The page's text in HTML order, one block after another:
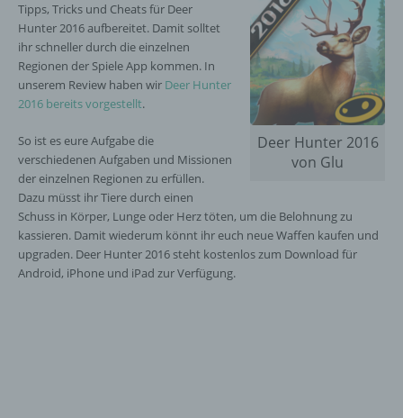
Deer Hunter 2016
von Glu
Tipps, Tricks und Cheats für Deer
Hunter 2016 aufbereitet. Damit solltet
ihr schneller durch die einzelnen
Regionen der Spiele App kommen. In
unserem Review haben wir Deer Hunter
2016 bereits vorgestellt.
So ist es eure Aufgabe die
verschiedenen Aufgaben und Missionen
der einzelnen Regionen zu erfüllen.
Dazu müsst ihr Tiere durch einen
Schuss in Körper, Lunge oder Herz töten, um die Belohnung zu
kassieren. Damit wiederum könnt ihr euch neue Waffen kaufen und
upgraden. Deer Hunter 2016 steht kostenlos zum Download für
Android, iPhone und iPad zur Verfügung.